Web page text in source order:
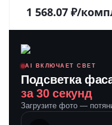
1 568.07₽/
AI ВКЛЮЧАЕТ СВЕТ
Подсветка
за 30 секунд
Загрузите фото —